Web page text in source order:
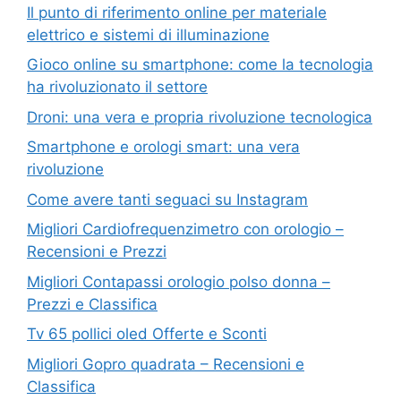
Il punto di riferimento online per materiale
elettrico e sistemi di illuminazione
Gioco online su smartphone: come la tecnologia
ha rivoluzionato il settore
Droni: una vera e propria rivoluzione tecnologica
Smartphone e orologi smart: una vera
rivoluzione
Come avere tanti seguaci su Instagram
Migliori Cardiofrequenzimetro con orologio –
Recensioni e Prezzi
Migliori Contapassi orologio polso donna –
Prezzi e Classifica
Tv 65 pollici oled Offerte e Sconti
Migliori Gopro quadrata – Recensioni e
Classifica